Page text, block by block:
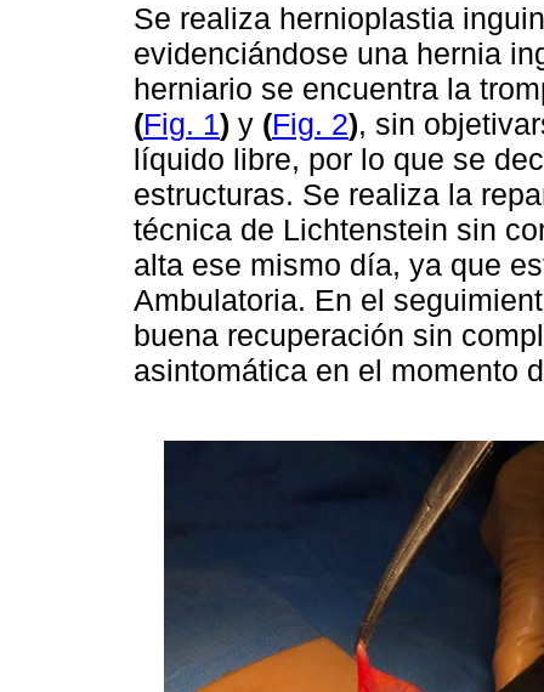
Se realiza hernioplastia
evidenciándose una hernia
herniario se encuentra la
(Fig. 1) y (Fig. 2), sin
líquido libre, por lo que se
estructuras. Se realiza la
técnica de Lichtenstein sin
alta ese mismo día, ya que
Ambulatoria. En el
buena recuperación sin
asintomática en el momento